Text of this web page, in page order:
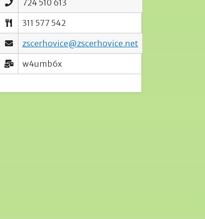
724 510 613
311 577 542
zscerhovice@zscerhovice.net
w4umb6x